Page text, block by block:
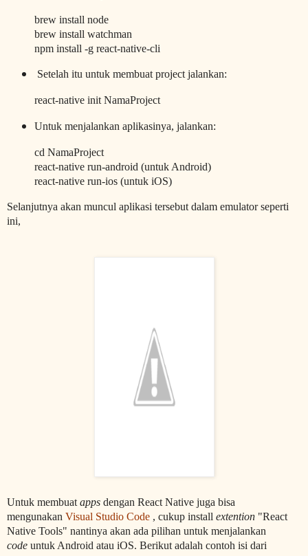
brew install node
brew install watchman
npm install -g react-native-cli
Setelah itu untuk membuat project jalankan:
react-native init NamaProject
Untuk menjalankan aplikasinya, jalankan:
cd NamaProject
react-native run-android (untuk Android)
react-native run-ios (untuk iOS)
Selanjutnya akan muncul aplikasi tersebut dalam emulator seperti
ini,
Untuk membuat apps dengan React Native juga bisa
mengunakan Visual Studio Code , cukup install extention "React
Native Tools" nantinya akan ada pilihan untuk menjalankan
code untuk Android atau iOS. Berikut adalah contoh isi dari